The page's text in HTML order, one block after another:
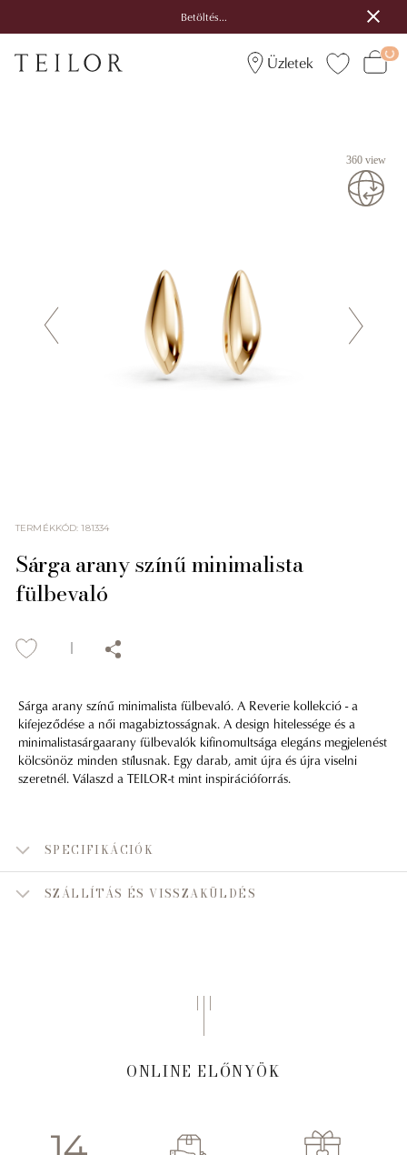
Betöltés...
Üzletek
360 view
TERMÉKKÓD:181334
Sárga arany színű minimalista
fülbevaló
Sárga arany színű minimalista fülbevaló. A Reverie kollekció - a
kifejeződése a női magabiztosságnak. A design hitelessége és a
minimalistasárgaarany fülbevalók kifinomultsága elegáns megjelenést
kölcsönöz minden stílusnak. Egy darab, amit újra és újra viselni
szeretnél. Válaszd a TEILOR-t mint inspirációforrás.
SPECIFIKÁCIÓK
SZÁLLÍTÁS ÉS VISSZAKÜLDÉS
ONLINE ELŐNYÖK